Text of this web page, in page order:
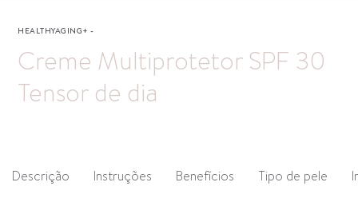
HEALTHYAGING+-
Creme Multiprotetor SPF 30
Tensor de dia
Descrição Instruções Benefícios Tipo de pele